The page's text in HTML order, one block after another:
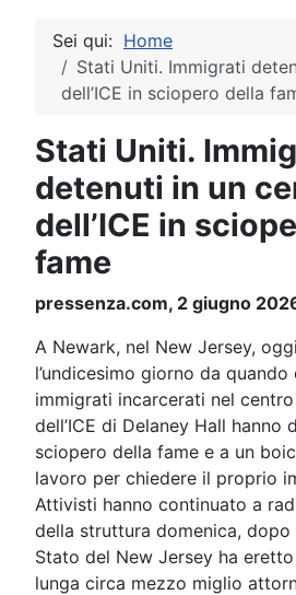
Sei qui: Home
Stati Uniti. Immigrati
dell’ICE in sciopero della
Stati Uniti.
detenuti in un
dell’ICE in
fame
pressenza.com, 2 giugno
A Newark, nel New Jersey,
l’undicesimo giorno da quando
immigrati incarcerati nel
dell’ICE di Delaney Hall hanno
sciopero della fame e a un
lavoro per chiedere il proprio
Attivisti hanno continuato a
della struttura domenica, dopo
Stato del New Jersey ha
lunga circa mezzo miglio